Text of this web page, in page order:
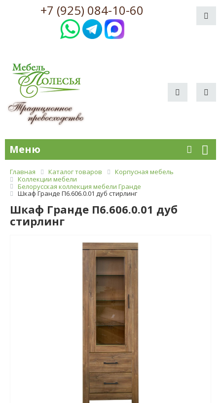
+7 (925) 084-10-60
Меню
Главная Каталог товаров
Корпусная мебель
Коллекции мебели
Белорусская коллекция мебели Гранде
Шкаф Гранде П6.606.0.01 дуб стирлинг
Шкаф Гранде П6.606.0.01 дуб
стирлинг